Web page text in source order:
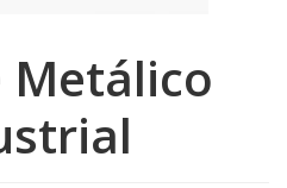
Metálico